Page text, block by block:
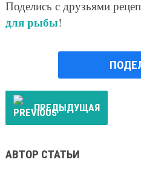
Поделись с друзьями
для рыбы!
ПРЕДЫДУЩАЯ
АВТОР СТАТЬИ